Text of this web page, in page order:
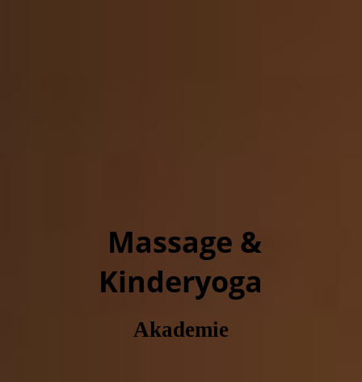
Massage &
Kinderyoga
Akademie